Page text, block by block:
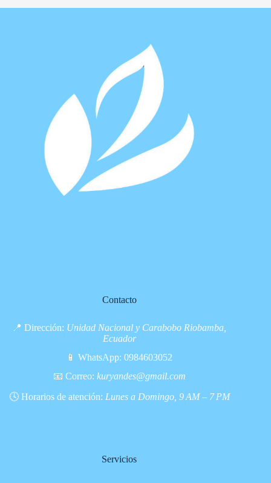
Contacto
📍 Dirección: Unidad Nacional y Carabobo Riobamba,
Ecuador
📱 WhatsApp:0984603052
📧 Correo: kuryandes@gmail.com
🕓 Horarios de atención: Lunes a Domingo, 9 AM – 7 PM
Servicios